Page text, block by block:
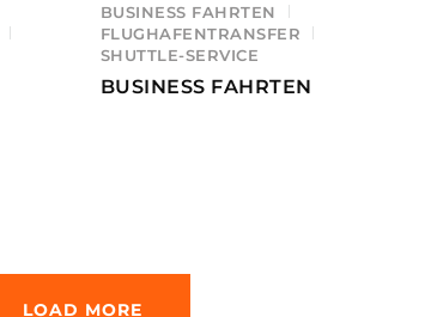
BUSINESS FAHRTEN
FLUGHAFENTRANSFER
SHUTTLE-SERVICE
BUSINESS FAHRTEN
LOAD MORE